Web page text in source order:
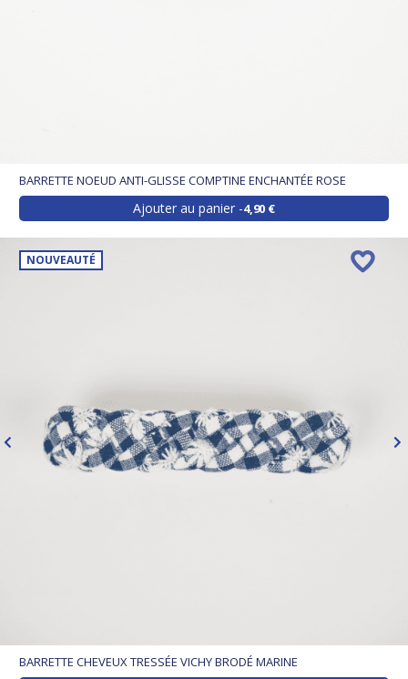
BARRETTE NOEUD ANTI-GLISSE COMPTINE ENCHANTÉE ROSE
Ajouter au panier 4,90 €
NOUVEAUTÉ
BARRETTE CHEVEUX TRESSÉE VICHY BRODÉ MARINE